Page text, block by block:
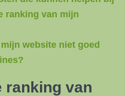
ranking van mijn
website niet goed
ranking van